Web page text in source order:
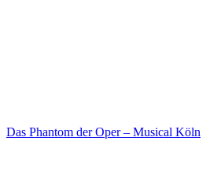
Das Phantom der Oper – Musical Köln